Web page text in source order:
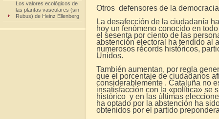
Los valores ecológicos de
las plantas vasculares (sin
Rubus) de Heinz Ellenberg
Otros defensores de la
La desafección de la ciudadanía
hoy un fenómeno conocido en
el sesenta por ciento de las
abstención electoral ha tendido al
numerosos récords históricos,
Unidos.
También aumentan, por regla
que el porcentaje de ciudadanos
considerablemente . Cataluña no
insatisfacción con la «política» se
histórico y en las últimas
ha optado por la abstención ha
obtenidos por el partido